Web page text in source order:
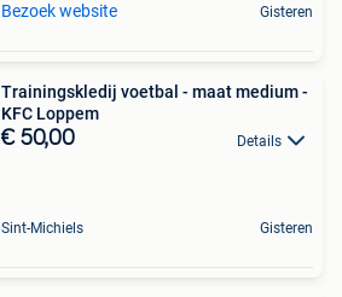
Bezoek website Gisteren
Trainingskledij voetbal - maat medium -
KFC Loppem
€ 50,00 Details
Sint-Michiels Gisteren